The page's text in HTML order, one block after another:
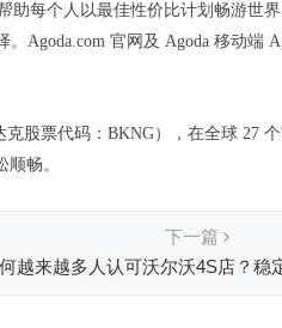
助每个人以最佳性价比计划畅游世
Agoda.com 官网及 Agoda 移动端
股票代码：BKNG），在全球 27
畅。
下一篇
越来越多人认可沃尔沃4S店？稳